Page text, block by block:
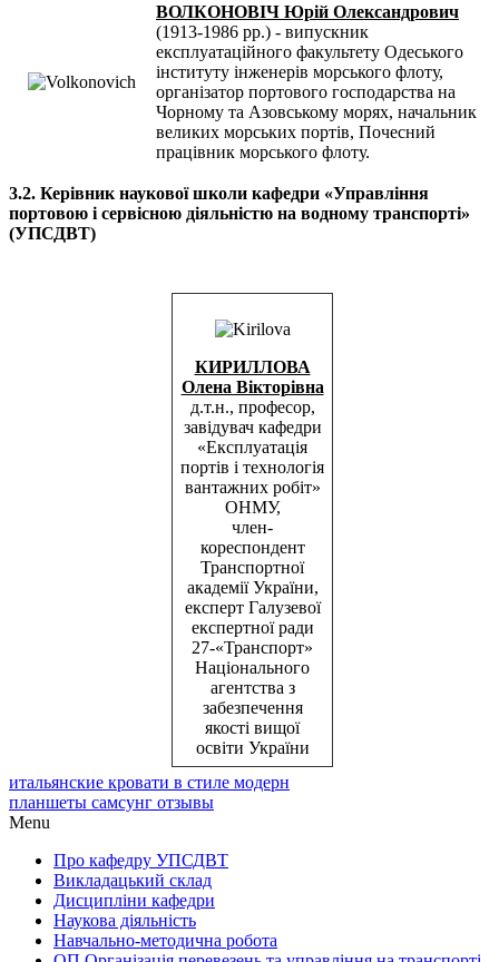
ВОЛКОНОВІЧ Юрій Олександрович
(1913-1986 рр.) - випускник
експлуатаційного факультету Одеського
інституту інженерів морського флоту,
організатор портового господарства на
Чорному та Азовському морях, начальник
великих морських портів, Почесний
працівник морського флоту.
3.2. Керівник наукової школи кафедри «Управління
портовою і сервісною діяльністю на водному транспорті»
(УПСДВТ)
КИРИЛЛОВА
Олена Вікторівна
д.т.н., професор,
завідувач кафедри
«Експлуатація
портів і технологія
вантажних робіт»
ОНМУ,
член-
кореспондент
Транспортної
академії України,
експерт Галузевої
експертної ради
27-«Транспорт»
Національного
агентства з
забезпечення
якості вищої
освіти України
итальянские кровати в стиле модерн
планшеты самсунг отзывы
Menu
Про кафедру УПСДВТ
Викладацький склад
Дисципліни кафедри
Наукова діяльність
Навчально-методична робота